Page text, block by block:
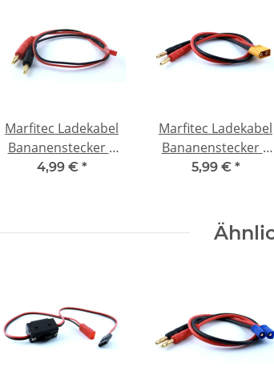
Marfitec Ladekabel
Bananenstecker 4
mm -> BEC JST
4,99 € *
Marfitec Ladekabel
Bananenstecker 4
mm -> XT60 Stecker
5,99 € *